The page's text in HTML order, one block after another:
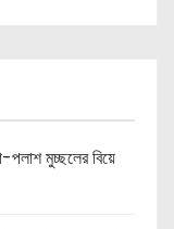
পলাশ মুচ্ছলের বিয়ে